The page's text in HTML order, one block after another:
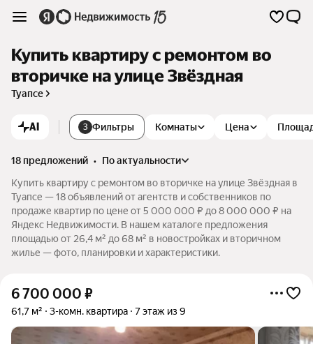
Купить квартиру с ремонтом во
вторичке на улице Звёздная
Туапсе
AI 3 Фильтры Комнаты Цена
18 предложений •
по актуальности
Купить квартиру с ремонтом во вторичке на улице Звёздная в
Туапсе — 18 объявлений от агентств и собственников по
продаже квартир по цене от 5 000 000 ₽ до 8 000 000 ₽ на
Яндекс Недвижимости. В нашем каталоге предложения
площадью от 26,4 м² до 68 м² в новостройках и вторичном
жилье — фото, планировки и характеристики.
6 700 000 ₽
61,7 м² 3-комн. квартира 7 этаж из 9